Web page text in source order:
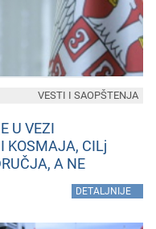
U VEZI
KOSMAJA, CILj
A NE
DETALJNIJE
VESTI I SAOPŠTENJA